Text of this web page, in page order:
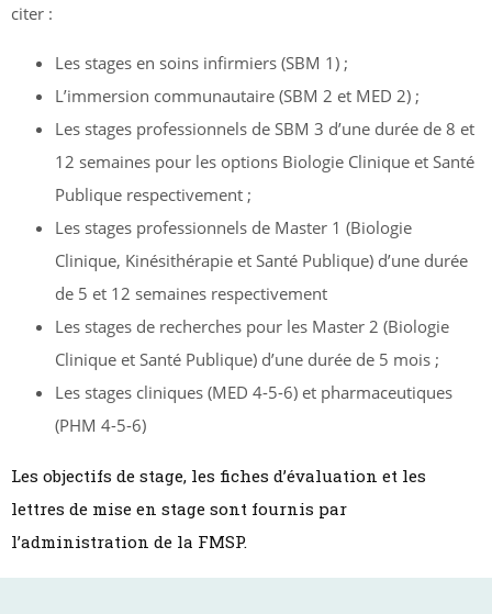
citer :
Les stages en soins infirmiers (SBM 1) ;
L’immersion communautaire (SBM 2 et MED 2) ;
Les stages professionnels de SBM 3 d’une durée de 8 et
12 semaines pour les options Biologie Clinique et Santé
Publique respectivement ;
Les stages professionnels de Master 1 (Biologie
Clinique, Kinésithérapie et Santé Publique) d’une durée
de 5 et 12 semaines respectivement
Les stages de recherches pour les Master 2 (Biologie
Clinique et Santé Publique) d’une durée de 5 mois ;
Les stages cliniques (MED 4-5-6) et pharmaceutiques
(PHM 4-5-6)
Les objectifs de stage, les fiches d’évaluation et les
lettres de mise en stage sont fournis par
l’administration de la FMSP.